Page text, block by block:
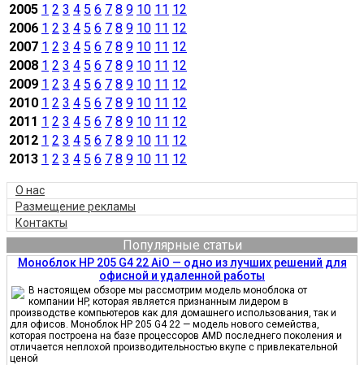
2005 1 2 3 4 5 6 7 8 9 10 11 12
2006 1 2 3 4 5 6 7 8 9 10 11 12
2007 1 2 3 4 5 6 7 8 9 10 11 12
2008 1 2 3 4 5 6 7 8 9 10 11 12
2009 1 2 3 4 5 6 7 8 9 10 11 12
2010 1 2 3 4 5 6 7 8 9 10 11 12
2011 1 2 3 4 5 6 7 8 9 10 11 12
2012 1 2 3 4 5 6 7 8 9 10 11 12
2013 1 2 3 4 5 6 7 8 9 10 11 12
О нас
Размещение рекламы
Контакты
Популярные статьи
Моноблок HP 205 G4 22 AiO — одно из лучших решений для
офисной и удаленной работы
В настоящем обзоре мы рассмотрим модель моноблока от
компании HP, которая является признанным лидером в
производстве компьютеров как для домашнего использования, так и
для офисов. Моноблок HP 205 G4 22 — модель нового семейства,
которая построена на базе процессоров AMD последнего поколения и
отличается неплохой производительностью вкупе с привлекательной
ценой